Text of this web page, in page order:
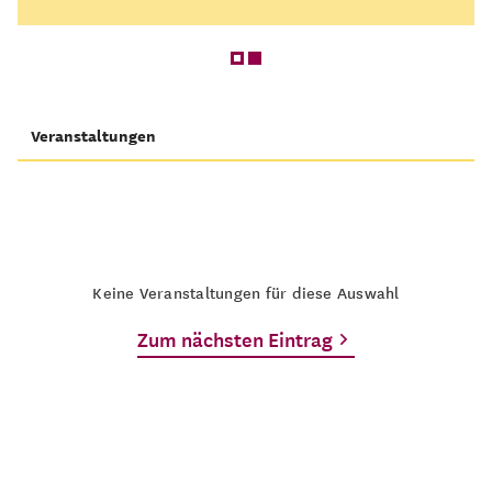
Veranstaltungen
Keine Veranstaltungen für diese Auswahl
Zum nächsten Eintrag